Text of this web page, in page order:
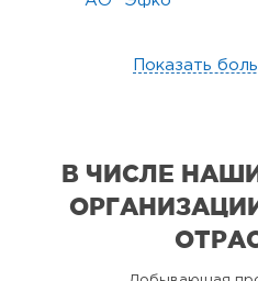
Показать
В ЧИСЛЕ